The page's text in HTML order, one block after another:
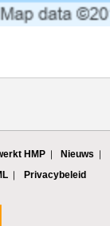
HMP
Nieuws
Privacybeleid